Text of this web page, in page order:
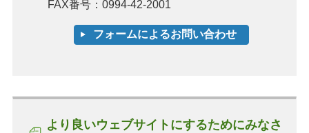
FAX番号：0994-42-2001
より良いウェブサイトにするためにみなさ